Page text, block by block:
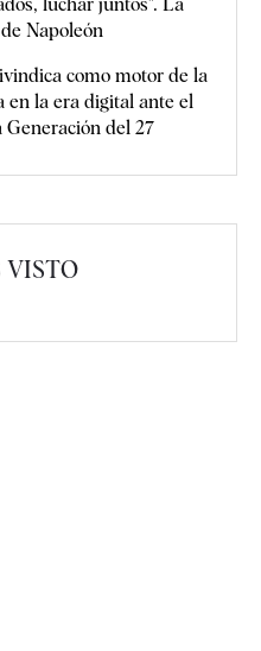
Napoleón
como motor de la
en la era digital ante el
del 27
VISTO